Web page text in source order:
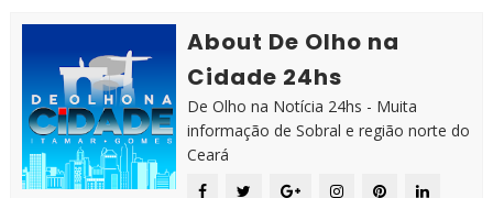
About De Olho na
Cidade 24hs
De Olho na Notícia 24hs - Muita
informação de Sobral e região norte do
Ceará